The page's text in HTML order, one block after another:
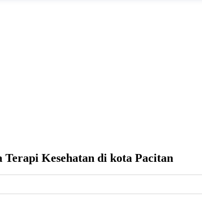
Kesehatan di kota Pacitan